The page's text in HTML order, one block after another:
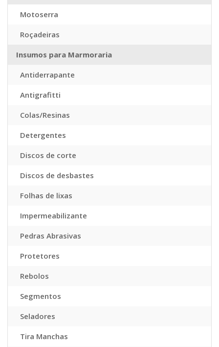
Motoserra
Roçadeiras
Insumos para Marmoraria
Antiderrapante
Antigrafitti
Colas/Resinas
Detergentes
Discos de corte
Discos de desbastes
Folhas de lixas
Impermeabilizante
Pedras Abrasivas
Protetores
Rebolos
Segmentos
Seladores
Tira Manchas